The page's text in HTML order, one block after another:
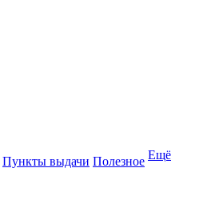
Пункты выдачи Полезное Ещё